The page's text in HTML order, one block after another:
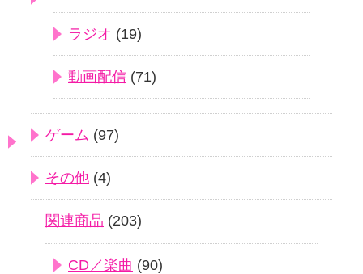
ラジオ (19)
動画配信 (71)
ゲーム (97)
その他 (4)
関連商品 (203)
CD／楽曲 (90)